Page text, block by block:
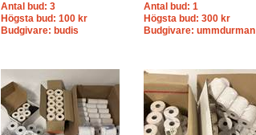
Antal bud: 3
Högsta bud: 100 kr
Budgivare: budis
Antal bud: 1
Högsta bud: 300 kr
Budgivare: ummdurman